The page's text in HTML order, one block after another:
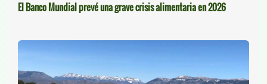
El Banco Mundial prevé una grave crisis alimentaria en 2026